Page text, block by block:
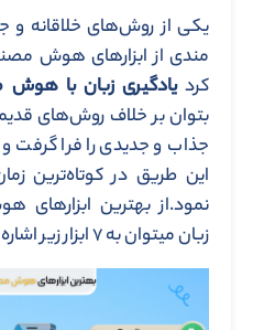
یکی از روش‌های خلاقانه و
مندی از ابزارهای هوش
کردیادگیری زبان با
بتوان بر خلاف روش‌های
جذاب و جدیدی را فرا گرفت و
این طریق در کوتاه‌ترین
نمود.از بهترین
زبان میتوان به ۷ ابزار زیر اشاره کرد: